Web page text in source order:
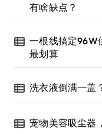
有啥缺点？
一根线搞定96W
最划算
洗衣液倒满一盖
宠物美容吸尘器